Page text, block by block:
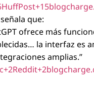
que:
ofrece más
la interfaz es
amplias.”